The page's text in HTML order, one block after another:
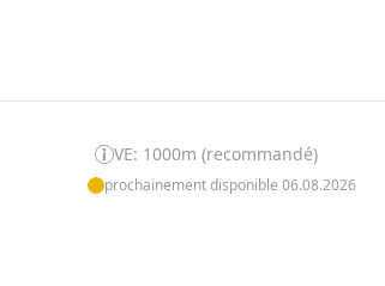
VE: 1000m (recommandé)
prochainement disponible 06.08.2026